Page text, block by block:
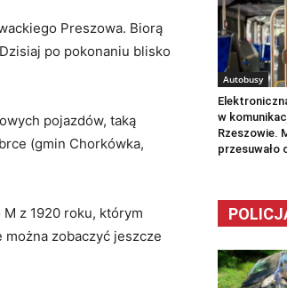
Preszowa. Biorą
po pokonaniu blisko
pojazdów, taką
(gmin Chorkówka,
z 1920 roku, którym
zobaczyć jeszcze
Autobusy
w
Rzeszowie.
przesuwało